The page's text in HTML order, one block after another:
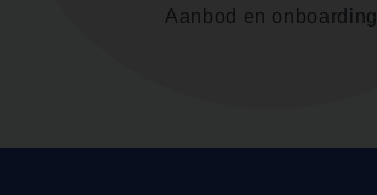
Aanbod en onboarding